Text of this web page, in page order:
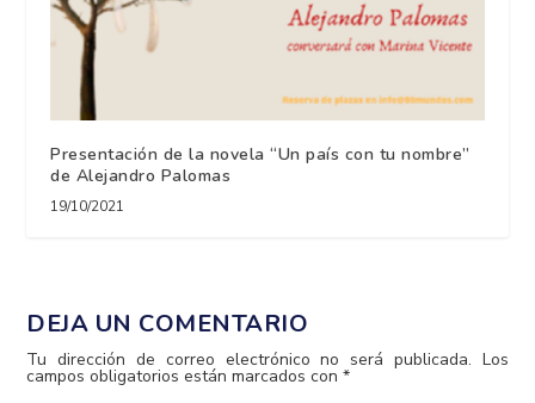
Presentación de la novela “Un país con tu nombre”
de Alejandro Palomas
19/10/2021
DEJA UN COMENTARIO
Tu dirección de correo electrónico no será publicada. Los
campos obligatorios están marcados con*